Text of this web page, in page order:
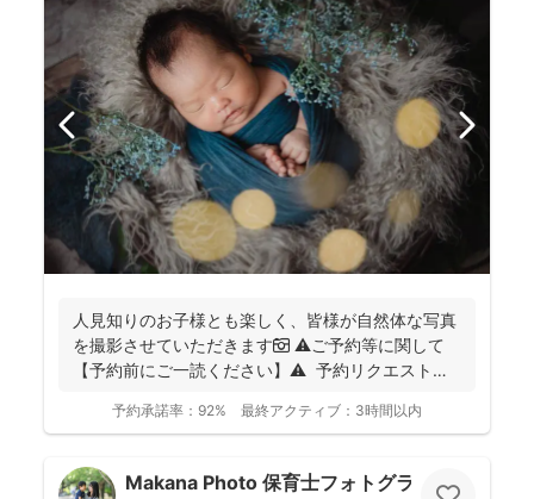
人見知りのお子様とも楽しく、皆様が自然体な写真
を撮影させていただきます📷 ⚠️ご予約等に関して
【予約前にご一読ください】⚠️ 予約リクエストの
予約承諾率： 92% 最終アクティブ： 3時間以内
Makana Photo 保育士フォトグラファー